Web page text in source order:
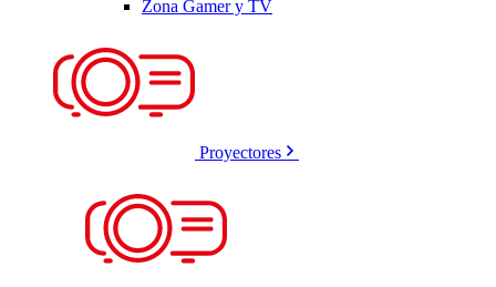
Zona Gamer y TV
Proyectores